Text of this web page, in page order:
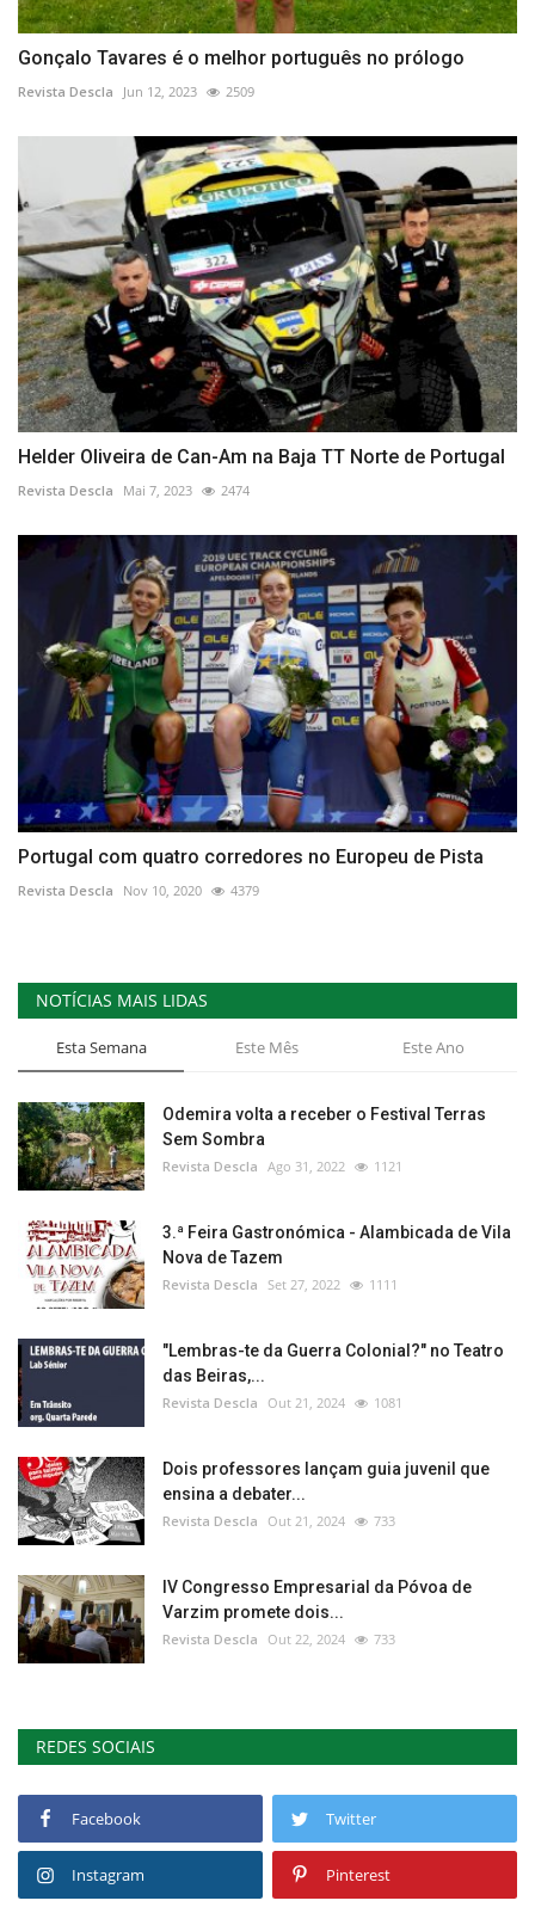
Gonçalo Tavares é o melhor português no prólogo
Revista Descla Jun 12, 2023 2509
Helder Oliveira de Can-Am na Baja TT Norte de Portugal
Revista Descla Mai 7, 2023 2474
Portugal com quatro corredores no Europeu de Pista
Revista Descla Nov 10, 2020 4379
NOTÍCIAS MAIS LIDAS
Esta Semana Este Mês Este Ano
Odemira volta a receber o Festival Terras
Sem Sombra
Revista Descla Ago 31, 2022 1121
3.ª Feira Gastronómica - Alambicada de Vila
Nova de Tazem
Revista Descla Set 27, 2022 1111
"Lembras-te da Guerra Colonial?" no Teatro
das Beiras,...
Revista Descla Out 21, 2024 1081
Dois professores lançam guia juvenil que
ensina a debater...
Revista Descla Out 21, 2024 733
IV Congresso Empresarial da Póvoa de
Varzim promete dois...
Revista Descla Out 22, 2024 733
REDES SOCIAIS
Facebook Twitter
Instagram Pinterest